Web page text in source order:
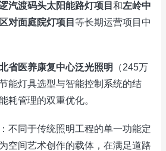
汽渡码头太阳能路灯项目 和左岭中
对面庭院灯项目 等长期运营项目中
省医养康复中心泛光照明
（245万
能灯具选型与智能控制系统的结
耗管理的双重优化。
：不同于传统照明工程的单一功能定
空间艺术创作的载体，在满足道路